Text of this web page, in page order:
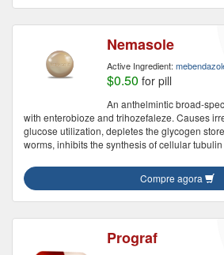
Nemasole
Active Ingredient:
$0.50 for pill
An anthelmintic broad-
with enterobioze and trihozefaleze. Causes
glucose utilization, depletes the glycogen
worms, inhibits the synthesis of cellular tubulin
Compre agora
Prograf